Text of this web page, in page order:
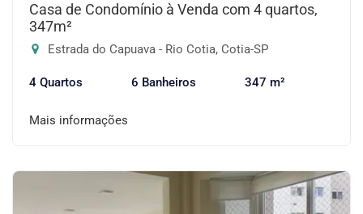
Casa de Condomínio à Venda com 4 quartos,
347m²
Estrada do Capuava - Rio Cotia, Cotia-SP
4 Quartos 6 Banheiros 347 m²
Mais informações